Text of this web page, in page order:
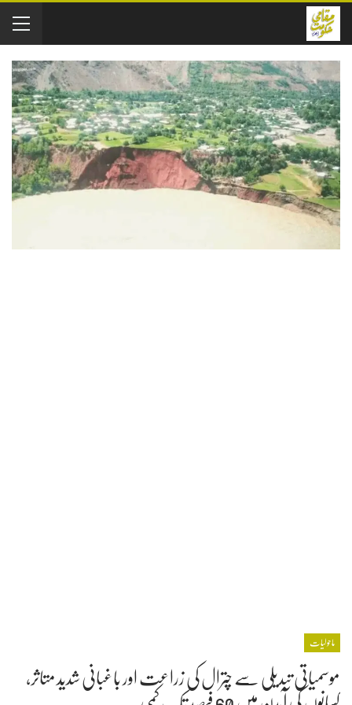
ماحولیات
موسمیاتی تبدیلی سے چترال کی زراعت اور باغبانی شدید متاثر،